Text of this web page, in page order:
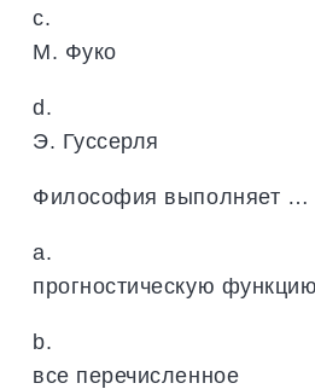
c.
М. Фуко
d.
Э. Гуссерля
Философия выполняет …
a.
прогностическую функцию
b.
все перечисленное